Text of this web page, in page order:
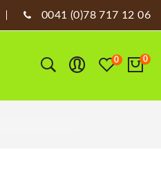
0041 (0)78 717 12 06
0 0